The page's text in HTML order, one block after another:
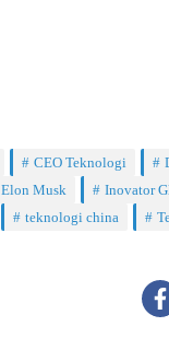
CEO Teknologi
Elon Musk
Inovator
teknologi china